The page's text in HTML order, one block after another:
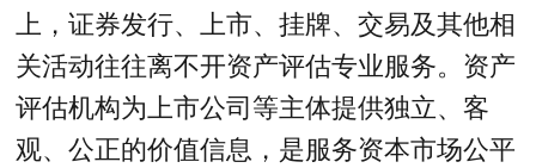
上，证券发行、上市、挂牌、交易及其他相
关活动往往离不开资产评估专业服务。资产
评估机构为上市公司等主体提供独立、客
观、公正的价值信息，是服务资本市场公平